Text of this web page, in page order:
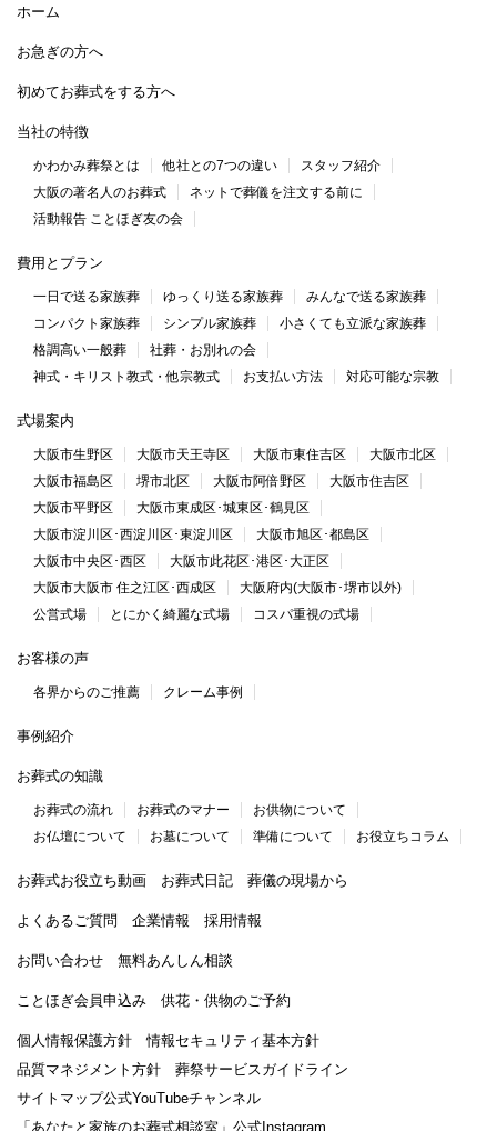
ホーム
お急ぎの方へ
初めてお葬式をする方へ
当社の特徴
かわかみ葬祭とは 他社との7つの違い
スタッフ紹介
大阪の著名人のお葬式
ネットで葬儀を注文する前に
活動報告 ことほぎ友の会
費用とプラン
一日で送る家族葬 ゆっくり送る家族葬
みんなで送る家族葬
コンパクト家族葬
シンプル家族葬
小さくても立派な家族葬
格調高い一般葬
社葬・お別れの会
神式・キリスト教式・他宗教式
お支払い方法 対応可能な宗教
式場案内
大阪市生野区 大阪市天王寺区 大阪市東住吉区
大阪市北区
大阪市福島区
堺市北区 大阪市阿倍野区
大阪市住吉区
大阪市平野区
大阪市東成区･城東区･鶴見区
大阪市淀川区･西淀川区･東淀川区
大阪市旭区･都島区
大阪市中央区･西区
大阪市此花区･港区･大正区
大阪市大阪市 住之江区･西成区
大阪府内(大阪市･堺市以外)
公営式場
とにかく綺麗な式場 コスパ重視の式場
お客様の声
各界からのご推薦 クレーム事例
事例紹介
お葬式の知識
お葬式の流れ お葬式のマナー
お供物について
お仏壇について
お墓について 準備について お役立ちコラム
お葬式お役立ち動画 お葬式日記 葬儀の現場から
よくあるご質問 企業情報 採用情報
お問い合わせ 無料あんしん相談
ことほぎ会員申込み 供花・供物のご予約
個人情報保護方針
情報セキュリティ基本方針
品質マネジメント方針
葬祭サービスガイドライン
サイトマップ公式YouTubeチャンネル
「あなたと家族のお葬式相談室」 公式Instagram